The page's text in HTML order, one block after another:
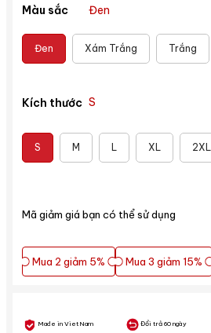
Mã giảm giá bạn có thể sử dụng
Mua 2 giảm 5%
Mua 2 giảm 5% Mua 3 giảm 15%
Mua 3 giảm 15%
Màu sắc Đen
Đen Xám Trắng Trắng
Kích thước S
S M L XL 2XL
Made in VietNam Đổi trả 60 ngày